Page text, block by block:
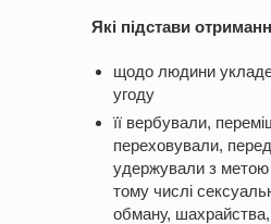
Які підстави
щодо людини
угоду
її вербували,
переховували,
удержували з метою
тому числі
обману,